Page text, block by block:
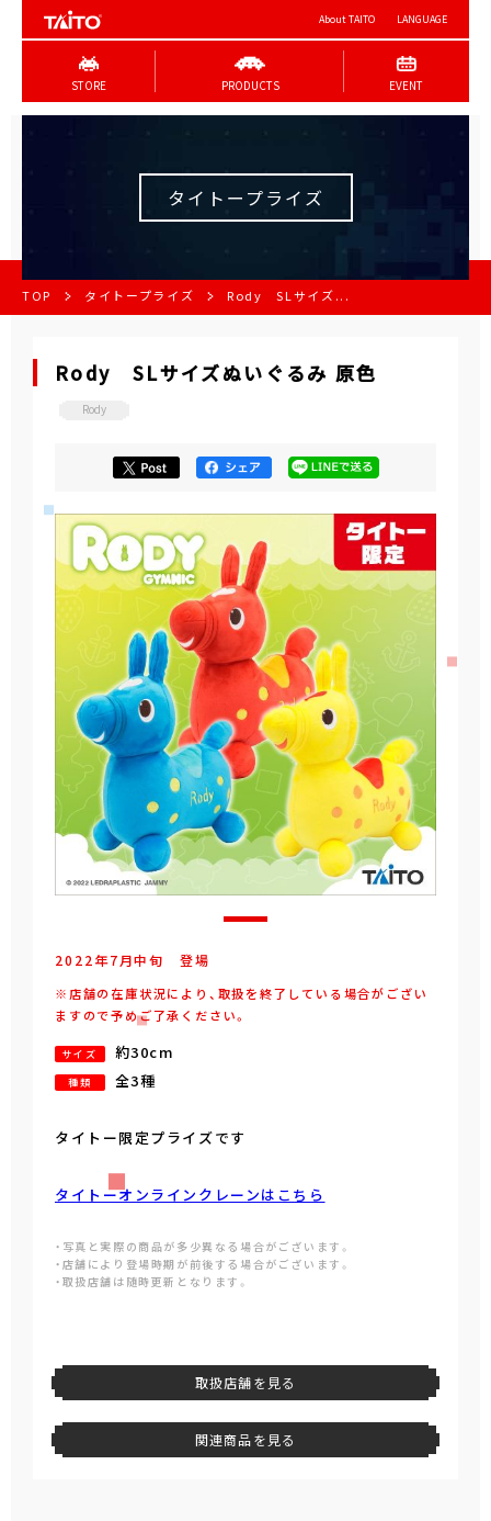
About TAITO LANGUAGE
STORE PRODUCTS EVENT
タイトープライズ
TOP タイトープライズ Rody SLサイズ...
Rody SLサイズぬいぐるみ 原色
Rody
2022年7月中旬 登場
※店舗の在庫状況により、取扱を終了している場合がござい
ますので予めご了承ください。
サイズ 約30cm
種類 全3種
タイトー限定プライズです
タイトーオンラインクレーンはこちら
・写真と実際の商品が多少異なる場合がございます。
・店舗により登場時期が前後する場合がございます。
・取扱店舗は随時更新となります。
取扱店舗を見る
関連商品を見る